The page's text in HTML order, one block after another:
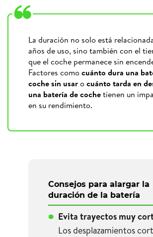
La duración no solo está
años de uso, sino también con el
que el coche permanece sin
Factores comocuánto dura una
coche sin usarocuánto tarda en
una batería de cochetienen un
en su rendimiento.
Consejos para alargar la
duración de la batería
Evita trayectos muy
Los desplazamientos